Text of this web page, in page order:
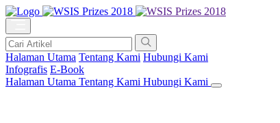
Halaman Utama Tentang Kami Hubungi Kami
Infografis E-Book
Halaman Utama Tentang Kami Hubungi Kami